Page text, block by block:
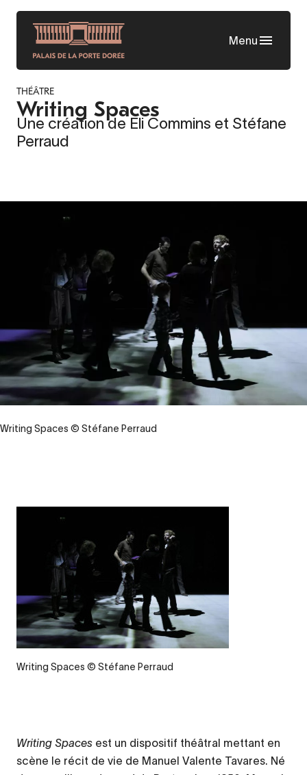
Aller
contenu
principal
Menu
THÉÂTRE
Writing Spaces
Une création de Eli Commins et Stéfane
Perraud
Writing Spaces © Stéfane Perraud
Legende
Writing Spaces © Stéfane Perraud
Writing Spaces est un dispositif théâtral mettant en
scène le récit de vie de Manuel Valente Tavares. Né